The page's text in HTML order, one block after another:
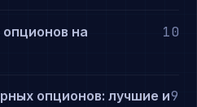
на
10
опционов: лучшие и9